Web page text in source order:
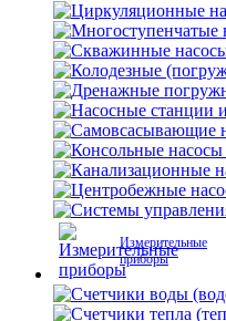
Измерительные
приборы